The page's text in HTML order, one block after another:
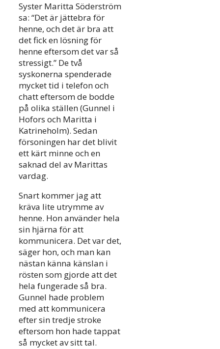
Syster Maritta Söderström
sa: “Det är jättebra för
henne, och det är bra att
det fick en lösning för
henne eftersom det var så
stressigt.” De två
syskonerna spenderade
mycket tid i telefon och
chatt eftersom de bodde
på olika ställen (Gunnel i
Hofors och Maritta i
Katrineholm). Sedan
försoningen har det blivit
ett kärt minne och en
saknad del av Marittas
vardag.
Snart kommer jag att
kräva lite utrymme av
henne. Hon använder hela
sin hjärna för att
kommunicera. Det var det,
säger hon, och man kan
nästan känna känslan i
rösten som gjorde att det
hela fungerade så bra.
Gunnel hade problem
med att kommunicera
efter sin tredje stroke
eftersom hon hade tappat
så mycket av sitt tal.